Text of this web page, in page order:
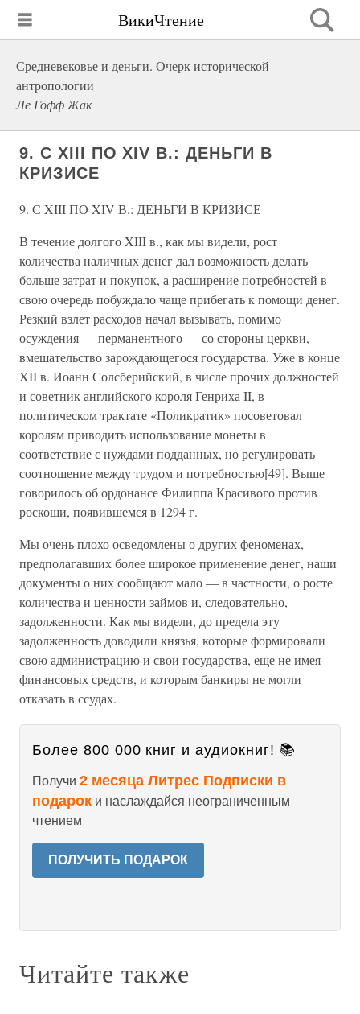
ВикиЧтение
Средневековье и деньги. Очерк исторической
антропологии
Ле Гофф Жак
9. С XIII ПО XIV В.: ДЕНЬГИ В
КРИЗИСЕ
9. С XIII ПО XIV В.: ДЕНЬГИ В КРИЗИСЕ
В течение долгого XIII в., как мы видели, рост
количества наличных денег дал возможность делать
больше затрат и покупок, а расширение потребностей в
свою очередь побуждало чаще прибегать к помощи денег.
Резкий взлет расходов начал вызывать, помимо
осуждения — перманентного — со стороны церкви,
вмешательство зарождающегося государства. Уже в конце
XII в. Иоанн Солсберийский, в числе прочих должностей
и советник английского короля Генриха II, в
политическом трактате «Поликратик» посоветовал
королям приводить использование монеты в
соответствие с нуждами подданных, но регулировать
соотношение между трудом и потребностью[49]. Выше
говорилось об ордонансе Филиппа Красивого против
роскоши, появившемся в 1294 г.
Мы очень плохо осведомлены о других феноменах,
предполагавших более широкое применение денег, наши
документы о них сообщают мало — в частности, о росте
количества и ценности займов и, следовательно,
задолженности. Как мы видели, до предела эту
задолженность доводили князья, которые формировали
свою администрацию и свои государства, еще не имея
финансовых средств, и которым банкиры не могли
отказать в ссудах.
Более 800 000 книг и аудиокниг! 📚
Получи 2 месяца Литрес Подписки в
подарок и наслаждайся неограниченным
чтением
ПОЛУЧИТЬ ПОДАРОК
Читайте также